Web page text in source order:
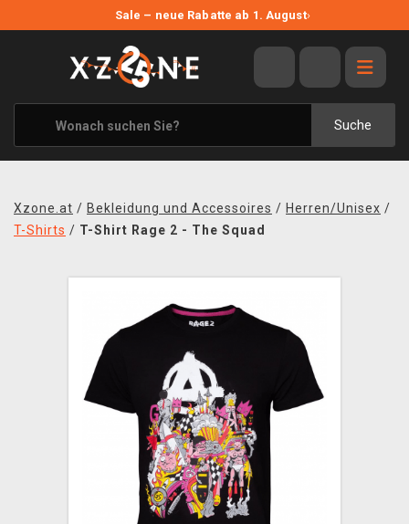
Sale – neue Rabatte ab 1. August›
Suche
ANGEBOTE
ALLE MARKEN
XZONE ORIGINALS
KLEIDUNG & ACCESSOIRES
BÜCHER & COMICS
VERSAND
Xzone.at / Bekleidung und Accessoires / Herren/Unisex /
T-Shirts / T-Shirt Rage 2 - The Squad